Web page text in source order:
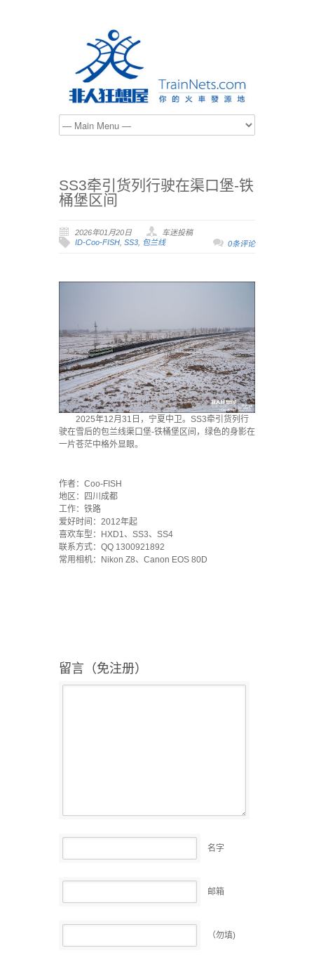
SS3牵引货列行驶在渠口堡-铁
桶堡区间
2026年01月20日
车迷投稿
ID-Coo-FISH, SS3, 包兰线 0条评论
2025年12月31日，宁夏中卫。SS3牵引货列行
驶在雪后的包兰线渠口堡-铁桶堡区间，绿色的身影在
一片苍茫中格外显眼。
作者：Coo-FISH
地区：四川成都
工作：铁路
爱好时间：2012年起
喜欢车型：HXD1、SS3、SS4
联系方式：QQ 1300921892
常用相机：Nikon Z8、Canon EOS 80D
留言（免注册）
名字
邮箱
（勿填)